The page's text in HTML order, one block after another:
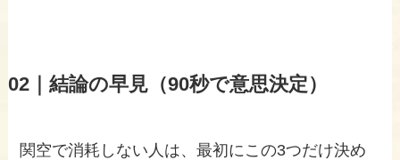
02｜結論の早見（90秒で意思決定）
関空で消耗しない人は、最初にこの3つだけ決め